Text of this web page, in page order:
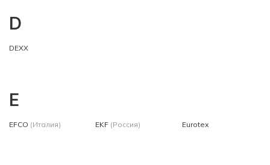
D
DEXX
E
EFCO (Италия) EKF (Россия) Eurotex